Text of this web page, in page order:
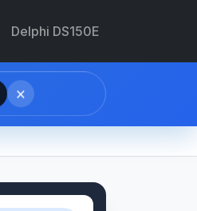
Delphi DS150E
×